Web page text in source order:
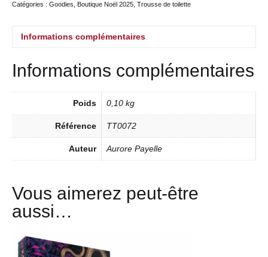
Catégories : Goodies Boutique Noël 2025 Trousse de toilette
Informations complémentaires
Informations complémentaires
Poids 0,10 kg
Référence TT0072
Auteur Aurore Payelle
Vous aimerez peut-être
aussi…